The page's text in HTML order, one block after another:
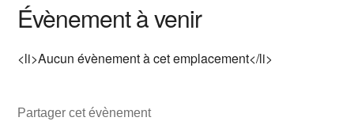
Évènement à venir
<li>Aucun évènement à cet emplacement</li>
Partager cet évènement